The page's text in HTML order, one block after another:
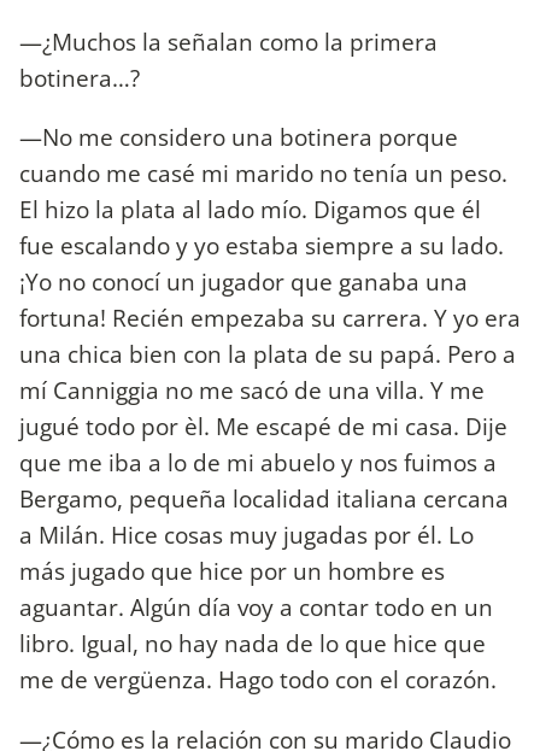
—¿Muchos la señalan como la primera
botinera…?
—No me considero una botinera porque
cuando me casé mi marido no tenía un peso.
El hizo la plata al lado mío. Digamos que él
fue escalando y yo estaba siempre a su lado.
¡Yo no conocí un jugador que ganaba una
fortuna! Recién empezaba su carrera. Y yo era
una chica bien con la plata de su papá. Pero a
mí Canniggia no me sacó de una villa. Y me
jugué todo por èl. Me escapé de mi casa. Dije
que me iba a lo de mi abuelo y nos fuimos a
Bergamo, pequeña localidad italiana cercana
a Milán. Hice cosas muy jugadas por él. Lo
más jugado que hice por un hombre es
aguantar. Algún día voy a contar todo en un
libro. Igual, no hay nada de lo que hice que
me de vergüenza. Hago todo con el corazón.
—¿Cómo es la relación con su marido Claudio